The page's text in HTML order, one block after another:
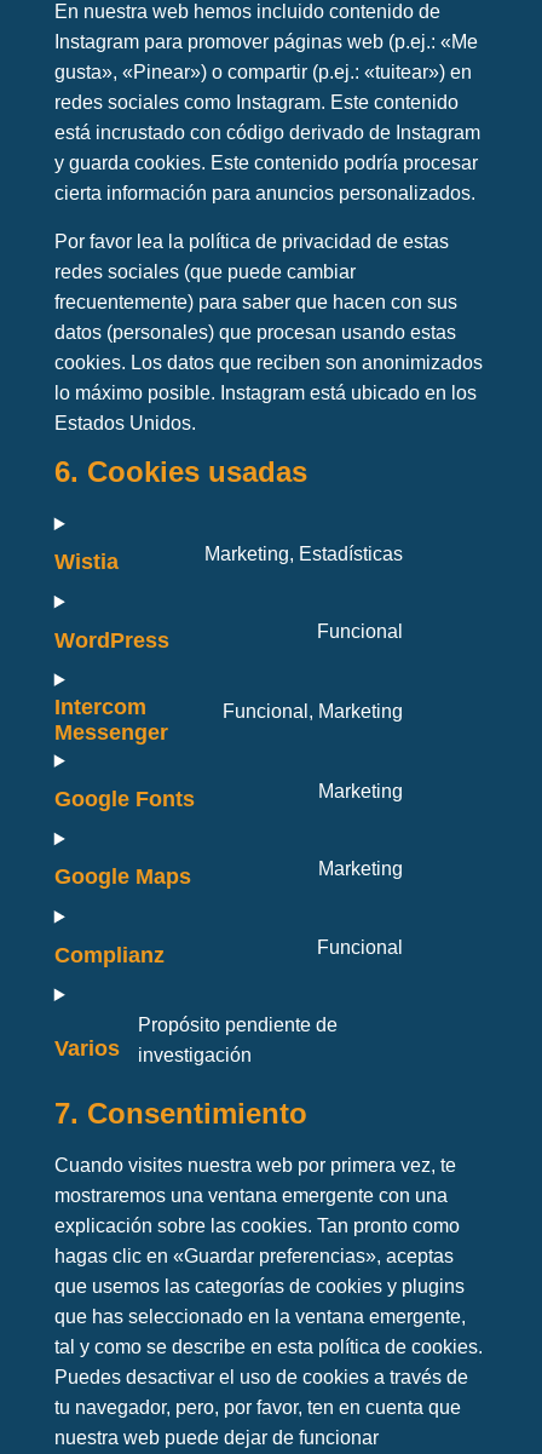
En nuestra web hemos incluido contenido de
Instagram para promover páginas web (p.ej.: «Me
gusta», «Pinear») o compartir (p.ej.: «tuitear») en
redes sociales como Instagram. Este contenido
está incrustado con código derivado de Instagram
y guarda cookies. Este contenido podría procesar
cierta información para anuncios personalizados.
Por favor lea la política de privacidad de estas
redes sociales (que puede cambiar
frecuentemente) para saber que hacen con sus
datos (personales) que procesan usando estas
cookies. Los datos que reciben son anonimizados
lo máximo posible. Instagram está ubicado en los
Estados Unidos.
6. Cookies usadas
Wistia Marketing, Estadísticas
WordPress Funcional
Intercom
Messenger
Funcional, Marketing
Google Fonts Marketing
Google Maps Marketing
Complianz Funcional
Varios
Propósito pendiente de
investigación
7. Consentimiento
Cuando visites nuestra web por primera vez, te
mostraremos una ventana emergente con una
explicación sobre las cookies. Tan pronto como
hagas clic en «Guardar preferencias», aceptas
que usemos las categorías de cookies y plugins
que has seleccionado en la ventana emergente,
tal y como se describe en esta política de cookies.
Puedes desactivar el uso de cookies a través de
tu navegador, pero, por favor, ten en cuenta que
nuestra web puede dejar de funcionar